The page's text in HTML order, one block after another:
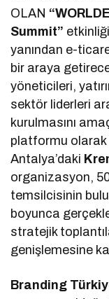
OLAN
Summit”
yanından e-
bir araya
yöneticileri,
sektör liderleri
kurulmasını
platformu olarak
Antalya’daki
organizasyon,
temsilcisinin
boyunca
stratejik
genişlemesine
Branding